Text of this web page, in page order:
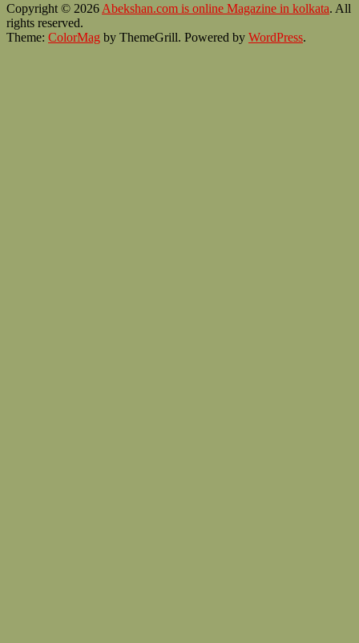
Copyright © 2026 Abekshan.com is online Magazine in kolkata. All
rights reserved.
Theme: ColorMag by ThemeGrill. Powered by WordPress.